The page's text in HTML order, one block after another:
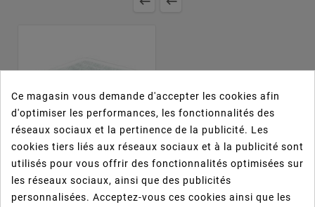
 
Taco Tray Bagazo
Ce magasin vous demande d'accepter les cookies afin
d'optimiser les performances, les fonctionnalités des
réseaux sociaux et la pertinence de la publicité. Les
cookies tiers liés aux réseaux sociaux et à la publicité sont
utilisés pour vous offrir des fonctionnalités optimisées sur
les réseaux sociaux, ainsi que des publicités
personnalisées. Acceptez-vous ces cookies ainsi que les